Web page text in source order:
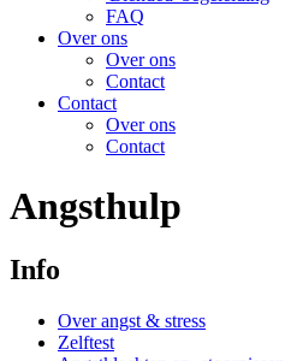
FAQ
Over ons
Over ons
Contact
Contact
Over ons
Contact
Angsthulp
Info
Over angst & stress
Zelftest